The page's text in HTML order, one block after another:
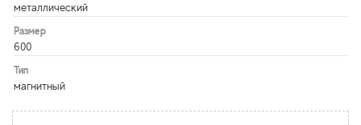
металлический
Размер
600
Тип
магнитный